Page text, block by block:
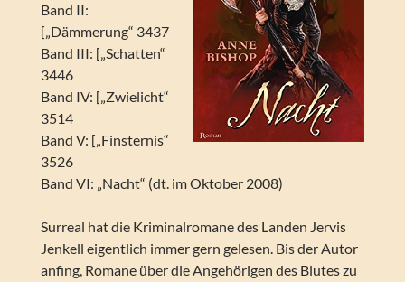
Band II:
[„Dämmerung“ 3437
Band III: [„Schatten“
3446
Band IV: [„Zwielicht“
3514
Band V: [„Finsternis“
3526
Band VI: „Nacht“ (dt. im Oktober 2008)
Surreal hat die Kriminalromane des Landen Jervis
Jenkell eigentlich immer gern gelesen. Bis der Autor
anfing, Romane über die Angehörigen des Blutes zu